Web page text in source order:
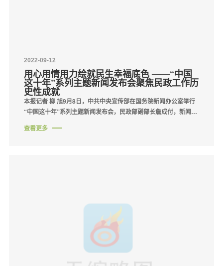
2022-09-12
用心用情用力绘就民生幸福底色 ——“中国
这十年”系列主题新闻发布会聚焦民政工作历
史性成就
本报记者 柳 旭9月8日，中共中央宣传部在国务院新闻办公室举行
“中国这十年”系列主题新闻发布会，民政部副部长詹成付，新闻发
和社区治理司司长陈越良，···
查看更多